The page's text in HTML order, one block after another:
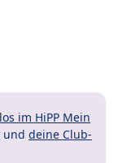
im HiPP Mein
und deine Club-